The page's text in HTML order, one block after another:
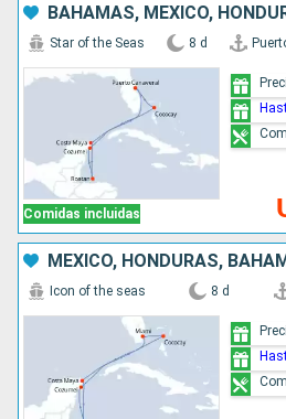
Comidas incluidas
Star of the Seas 8 d
Icon of the seas 8 d